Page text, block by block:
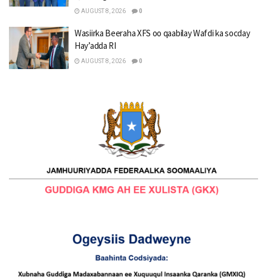
AUGUST 8, 2026 0
Wasiirka Beeraha XFS oo qaabilay Wafdi ka socday
Hay’adda RI
AUGUST 8, 2026 0